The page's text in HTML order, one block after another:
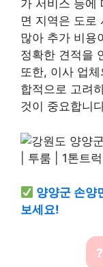
가 서비스 등에
면 지역은 도로
많아 추가 비용
정확한 견적을
또한, 이사 업
합적으로 고려
것이 중요합니
양양군 손양
보세요!